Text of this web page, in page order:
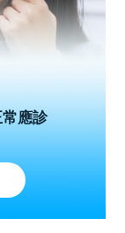
應診